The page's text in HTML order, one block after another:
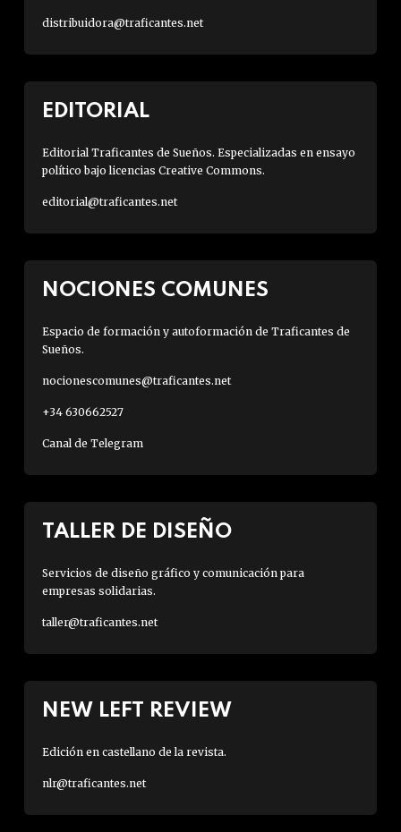
distribuidora@traficantes.net
EDITORIAL
Editorial Traficantes de Sueños. Especializadas en ensayo
político bajo licencias Creative Commons.
editorial@traficantes.net
NOCIONES COMUNES
Espacio de formación y autoformación de Traficantes de
Sueños.
nocionescomunes@traficantes.net
+34 630662527
Canal de Telegram
TALLER DE DISEÑO
Servicios de diseño gráfico y comunicación para
empresas solidarias.
taller@traficantes.net
NEW LEFT REVIEW
Edición en castellano de la revista.
nlr@traficantes.net